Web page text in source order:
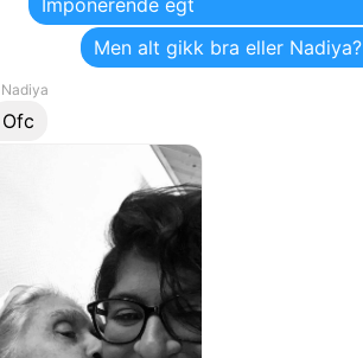
Men alt gikk bra eller Nadiya?
Nadiya
Ofc